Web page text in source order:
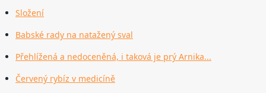
Složení
Babské rady na natažený sval
Přehlížená a nedoceněná, i taková je prý Arnika...
Červený rybíz v medicíně